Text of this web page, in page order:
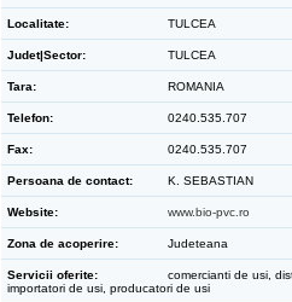
Localitate: TULCEA
Judet|Sector: TULCEA
Tara: ROMANIA
Telefon: 0240.535.707
Fax: 0240.535.707
Persoana de contact: K. SEBASTIAN
Website: www.bio-pvc.ro
Zona de acoperire: Judeteana
Servicii oferite:
comercianti de usi,
importatori de usi, producatori de usi